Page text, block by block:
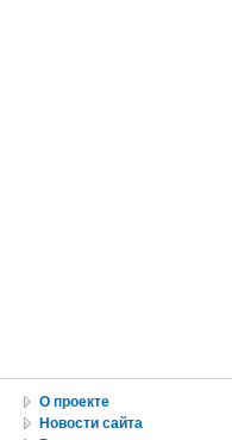
О проекте
Новости сайта